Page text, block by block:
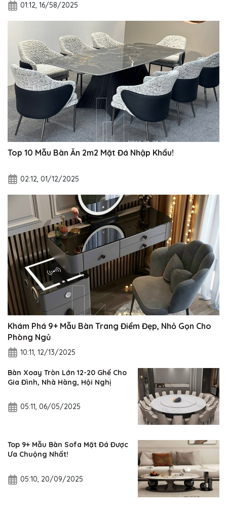
01:12, 16/58/2025
Top 10 Mẫu Bàn Ăn 2m2 Mặt Đá Nhập Khẩu!
02:12, 01/12/2025
Khám Phá 9+ Mẫu Bàn Trang Điểm Đẹp, Nhỏ Gọn Cho
Phòng Ngủ
10:11, 12/13/2025
Bàn Xoay Tròn Lớn 12-20 Ghế Cho
Gia Đình, Nhà Hàng, Hội Nghị
05:11, 06/05/2025
Top 9+ Mẫu Bàn Sofa Mặt Đá Được
Ưa Chuộng Nhất!
05:10, 20/09/2025